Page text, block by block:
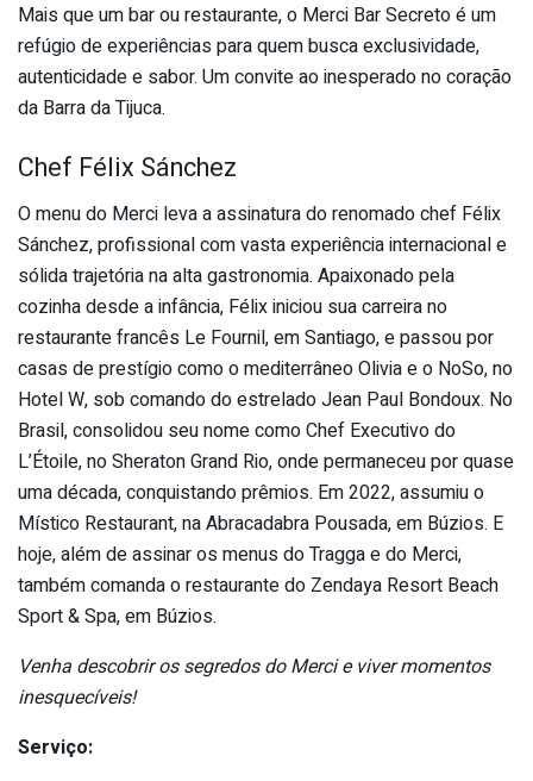
Mais que um bar ou restaurante, o Merci Bar Secreto é um
refúgio de experiências para quem busca exclusividade,
autenticidade e sabor. Um convite ao inesperado no coração
da Barra da Tijuca.
Chef Félix Sánchez
O menu do Merci leva a assinatura do renomado chef Félix
Sánchez, profissional com vasta experiência internacional e
sólida trajetória na alta gastronomia. Apaixonado pela
cozinha desde a infância, Félix iniciou sua carreira no
restaurante francês Le Fournil, em Santiago, e passou por
casas de prestígio como o mediterrâneo Olivia e o NoSo, no
Hotel W, sob comando do estrelado Jean Paul Bondoux. No
Brasil, consolidou seu nome como Chef Executivo do
L’Étoile, no Sheraton Grand Rio, onde permaneceu por quase
uma década, conquistando prêmios. Em 2022, assumiu o
Místico Restaurant, na Abracadabra Pousada, em Búzios. E
hoje, além de assinar os menus do Tragga e do Merci,
também comanda o restaurante do Zendaya Resort Beach
Sport & Spa, em Búzios.
Venha descobrir os segredos do Merci e viver momentos
inesquecíveis!
Serviço: